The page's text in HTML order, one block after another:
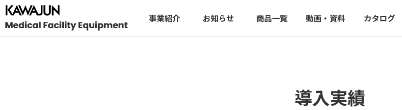
事業紹介 お知らせ 商品一覧 動画・資料 カタログ
導入実績